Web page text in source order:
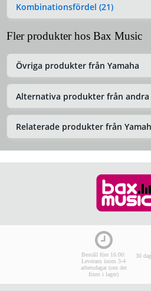
Kombinationsfördel (21)
Fler produkter hos Bax Music
Övriga produkter från Yamaha
Alternativa produkter från andra
Relaterade produkter från
Beställ före 16:00:
Leverans inom 3-4
arbetsdagar (om det
finns i lager)
30